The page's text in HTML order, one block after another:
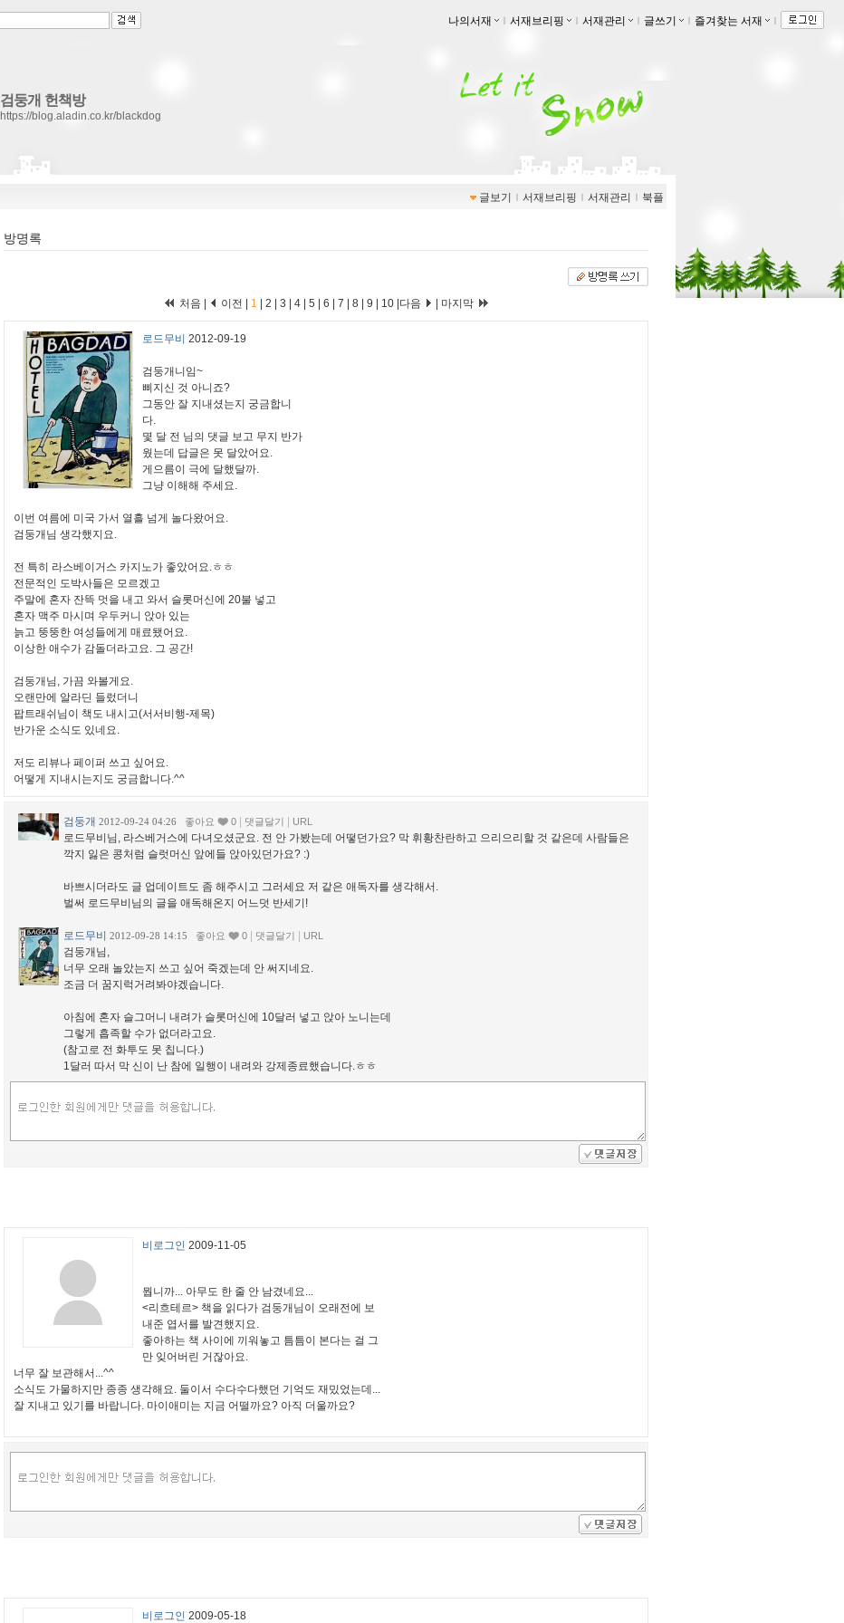
나의서재 ｌ 서재브리핑 ｌ 서재관리 ｌ 글쓰기 ｌ 즐겨찾는 서재 ｌ
검둥개 헌책방
https://blog.aladin.co.kr/blackdog
글보기 ｌ 서재브리핑 ｌ 서재관리 ｌ 북플
방명록
처음 | 이전 | 1 2 3 4 5 6 7 8 9 10 다음 마지막
로드무비 2012-09-19
검둥개니임~
삐지신 것 아니죠?
그동안 잘 지내셨는지 궁금합니
다.
몇 달 전 님의 댓글 보고 무지 반가
웠는데 답글은 못 달았어요.
게으름이 극에 달했달까.
그냥 이해해 주세요.
이번 여름에 미국 가서 열흘 넘게 놀다왔어요.
검둥개님 생각했지요.
전 특히 라스베이거스 카지노가 좋았어요.ㅎㅎ
전문적인 도박사들은 모르겠고
주말에 혼자 잔뜩 멋을 내고 와서 슬롯머신에 20불 넣고
혼자 맥주 마시며 우두커니 앉아 있는
늙고 뚱뚱한 여성들에게 매료됐어요.
이상한 애수가 감돌더라고요. 그 공간!
검둥개님, 가끔 와볼게요.
오랜만에 알라딘 들렀더니
팝트래쉬님이 책도 내시고(서서비행-제목)
반가운 소식도 있네요.
저도 리뷰나 페이퍼 쓰고 싶어요.
어떻게 지내시는지도 궁금합니다.^^
검둥개 2012-09-24 04:26 좋아요 0 댓글달기 URL
로드무비님, 라스베거스에 다녀오셨군요. 전 안 가봤는데 어떻던가요? 막 휘황찬란하고 으리으리할 것 같은데 사람들은
깍지 잃은 콩처럼 슬럿머신 앞에들 앉아있던가요? :)
바쁘시더라도 글 업데이트도 좀 해주시고 그러세요 저 같은 애독자를 생각해서.
벌써 로드무비님의 글을 애독해온지 어느덧 반세기!
로드무비 2012-09-28 14:15 좋아요 0 댓글달기 URL
검둥개님,
너무 오래 놀았는지 쓰고 싶어 죽겠는데 안 써지네요.
조금 더 꿈지럭거려봐야겠습니다.
아침에 혼자 슬그머니 내려가 슬롯머신에 10달러 넣고 앉아 노니는데
그렇게 흡족할 수가 없더라고요.
(참고로 전 화투도 못 칩니다.)
1달러 따서 막 신이 난 참에 일행이 내려와 강제종료했습니다.ㅎㅎ
비로그인 2009-11-05
뭡니까... 아무도 한 줄 안 남겼네요...
<리흐테르> 책을 읽다가 검둥개님이 오래전에 보
내준 엽서를 발견했지요.
좋아하는 책 사이에 끼워놓고 틈틈이 본다는 걸 그
만 잊어버린 거잖아요.
너무 잘 보관해서...^^
소식도 가물하지만 종종 생각해요. 둘이서 수다수다했던 기억도 재밌었는데...
잘 지내고 있기를 바랍니다. 마이애미는 지금 어떨까요? 아직 더울까요?
비로그인 2009-05-18